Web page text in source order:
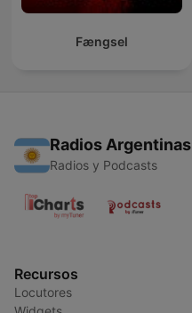
Fængsel
Radios Argentinas
Radios y Podcasts
Recursos
Locutores